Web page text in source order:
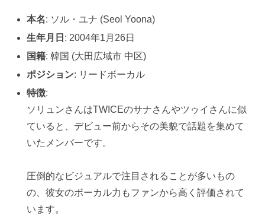
本名: ソル・ユナ (Seol Yoona)
生年月日 : 2004年1月26日
国籍: 韓国 (大田広域市 中区)
ポジション: リードボーカル
特徴:
ソリュンさんはTWICEのサナさんやツゥイさんに似
ていると、デビュー前からその美貌で話題を集めて
いたメンバーです。
圧倒的なビジュアルで注目されることが多いもの
の、彼女のボーカル力もファンから高く評価されて
います。